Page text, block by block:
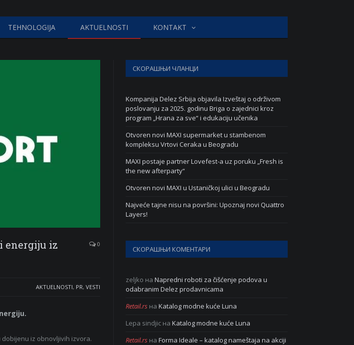
TEHNOLOGIJA AKTUELNOSTI KONTAKT
energiju iz
0
AKTUELNOSTI, PR, VESTI
iz obnovljivih izvora.
СКОРАШЊИ ЧЛАНЦИ
Kompanija Delez Srbija objavila Izveštaj o održivom
poslovanju za 2025. godinu Briga o zajednici kroz
program „Hrana za sve“ i edukaciju učenika
Otvoren novi MAXI supermarket u stambenom
kompleksu Vrtovi Ceraka u Beogradu
MAXI postaje partner Lovefest-a uz poruku „Fresh is
the new afterparty“
Otvoren novi MAXI u Ustaničkoj ulici u Beogradu
Najveće tajne nisu na površini: Upoznaj novi Quattro
Layers!
СКОРАШЊИ КОМЕНТАРИ
zeljko на Napredni roboti za čišćenje podova u
odabranim Delez prodavnicama
Retail.rs на Katalog modne kuće Luna
Lepa sindjic на Katalog modne kuće Luna
Retail.rs на Forma Ideale – katalog nameštaja na akciji